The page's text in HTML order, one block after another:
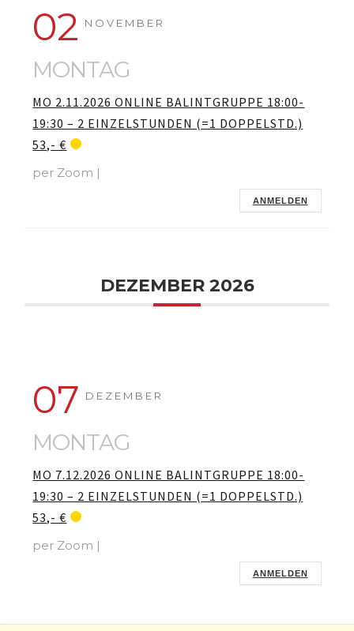
02 NOVEMBER
MONTAG
MO 2.11.2026 ONLINE BALINTGRUPPE 18:00-
19:30 – 2 EINZELSTUNDEN (=1 DOPPELSTD.)
53,- €
per Zoom |
ANMELDEN
DEZEMBER 2026
07 DEZEMBER
MONTAG
MO 7.12.2026 ONLINE BALINTGRUPPE 18:00-
19:30 – 2 EINZELSTUNDEN (=1 DOPPELSTD.)
53,- €
per Zoom |
ANMELDEN